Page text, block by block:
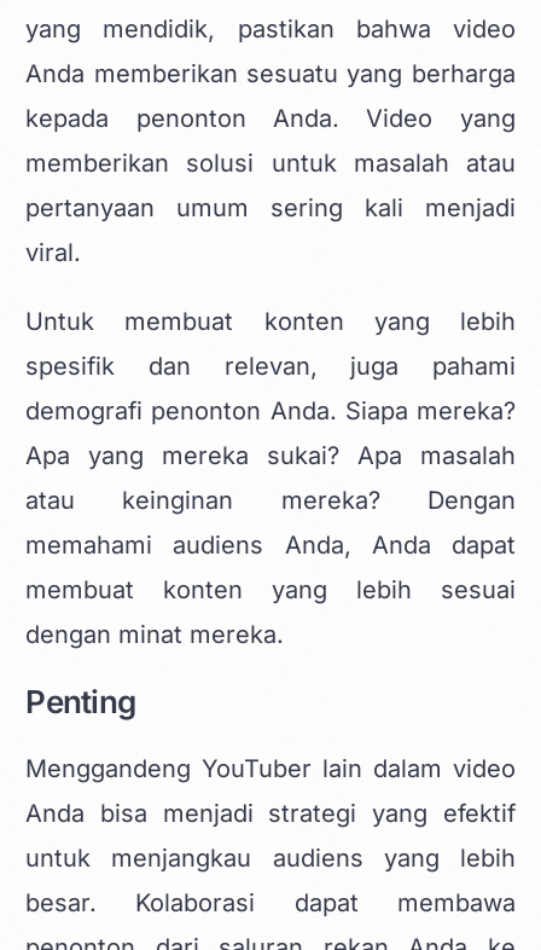
yang mendidik, pastikan bahwa video
Anda memberikan sesuatu yang berharga
kepada penonton Anda. Video yang
memberikan solusi untuk masalah atau
pertanyaan umum sering kali menjadi
viral.
Untuk membuat konten yang lebih
spesifik dan relevan, juga pahami
demografi penonton Anda. Siapa mereka?
Apa yang mereka sukai? Apa masalah
atau keinginan mereka? Dengan
memahami audiens Anda, Anda dapat
membuat konten yang lebih sesuai
dengan minat mereka.
Penting
Menggandeng YouTuber lain dalam video
Anda bisa menjadi strategi yang efektif
untuk menjangkau audiens yang lebih
besar. Kolaborasi dapat membawa